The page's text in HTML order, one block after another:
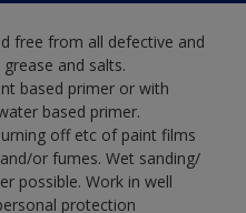
free from all defective and
and salts.
based primer or with
based primer.
off etc of paint films
or fumes. Wet sanding/
possible. Work in well
protection